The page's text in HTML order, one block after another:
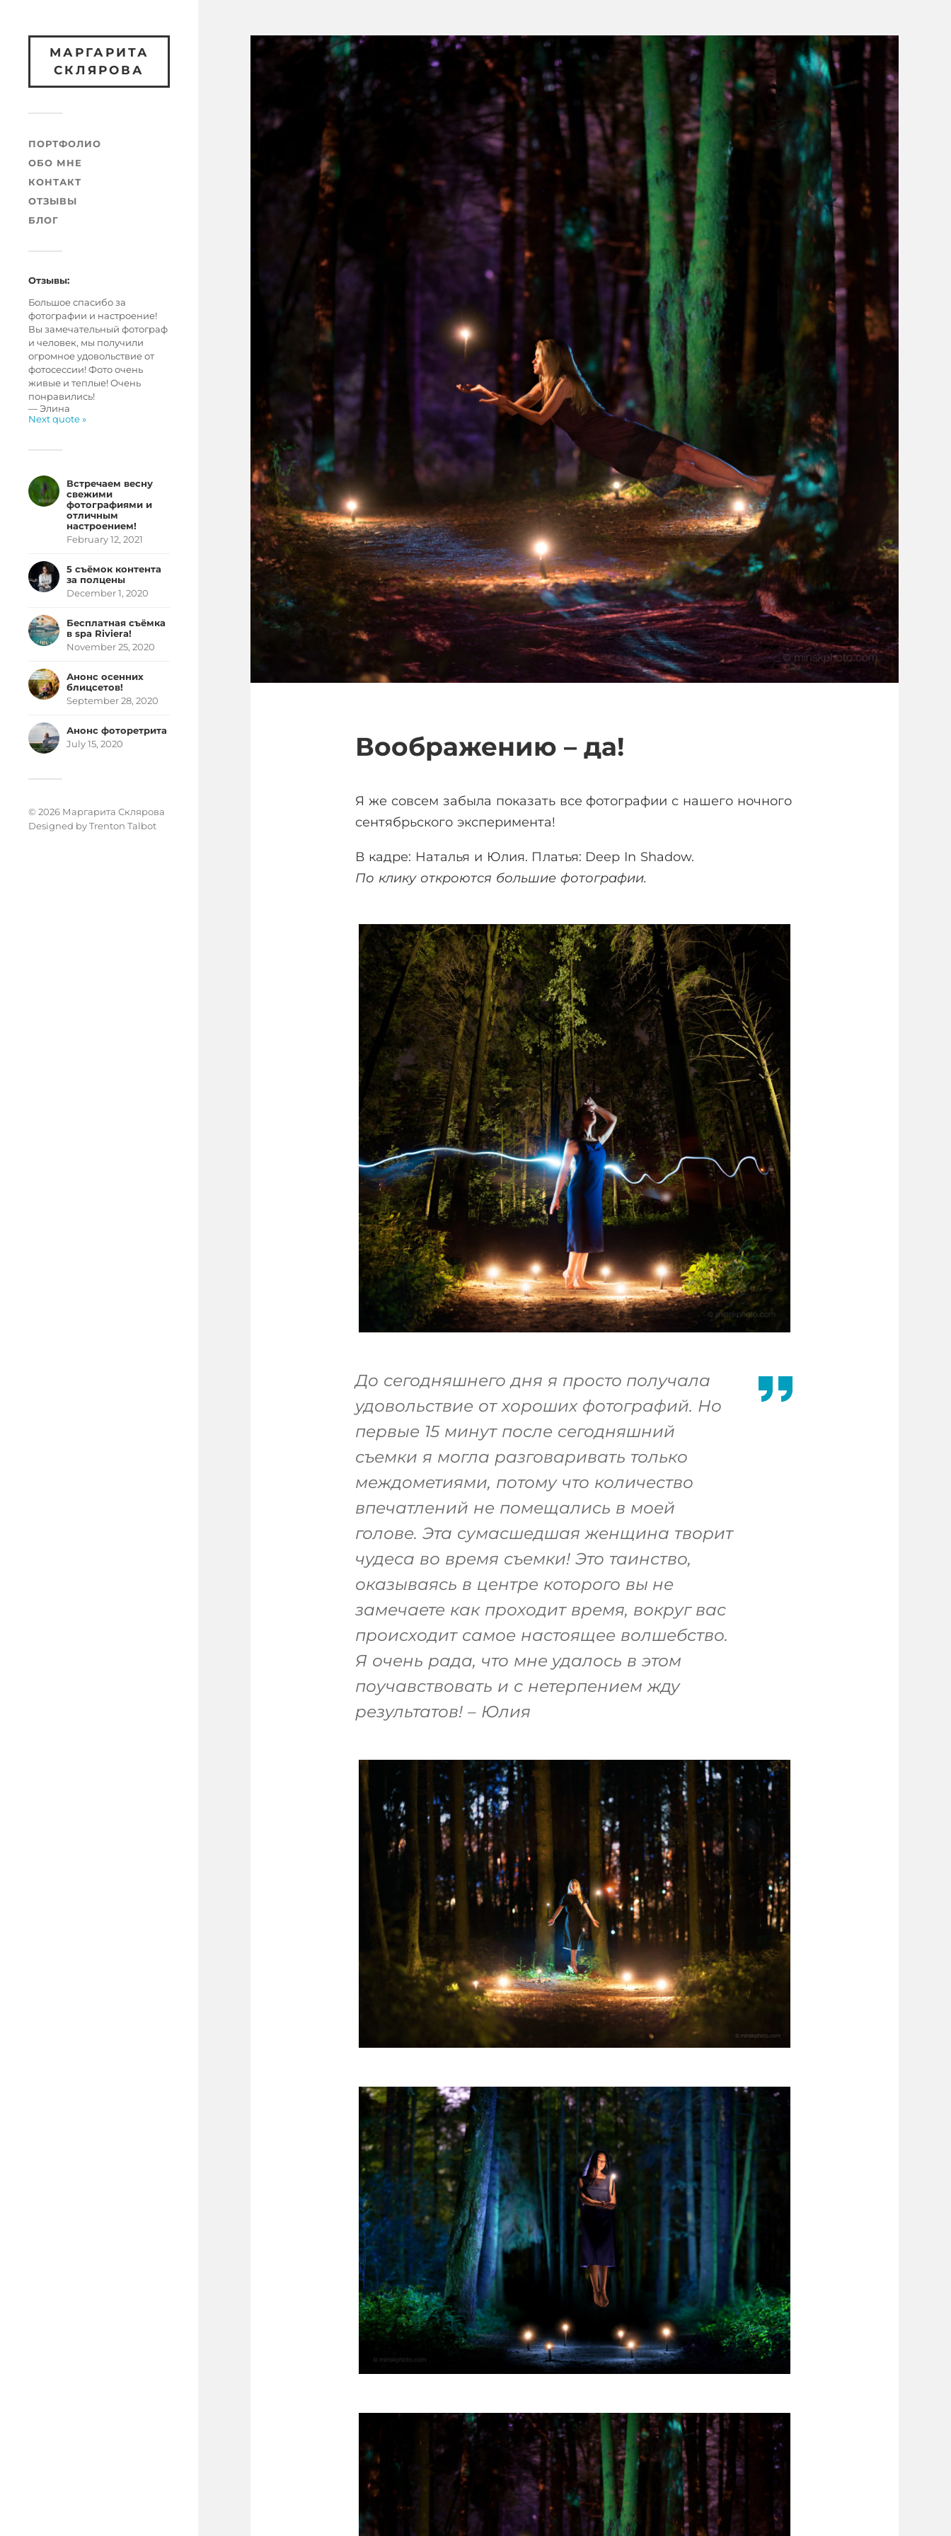
МАРГАРИТА
СКЛЯРОВА
ПОРТФОЛИО
ОБО МНЕ
КОНТАКТ
ОТЗЫВЫ
БЛОГ
Отзывы:
Большое спасибо за
фотографии и настроение!
Вы замечательный фотограф
и человек, мы получили
огромное удовольствие от
фотосессии! Фото очень
живые и теплые! Очень
понравились!
— Элина
Next quote »
Встречаем весну
свежими
фотографиями и
отличным
настроением!
February 12, 2021
5 съёмок контента
за полцены
December 1, 2020
Бесплатная съёмка
в spa Riviera!
November 25, 2020
Анонс осенних
блицсетов!
September 28, 2020
Анонс фоторетрита
July 15, 2020
© 2026 Маргарита Склярова
Designed byTrenton Talbot
Воображению – да!
Я же совсем забыла показать все фотографии с нашего ночного
сентябрьского эксперимента!
В кадре: Наталья и Юлия. Платья: Deep In Shadow.
По клику откроются большие фотографии.
До сегодняшнего дня я просто получала
удовольствие от хороших фотографий. Но
первые 15 минут после сегодняшний
съемки я могла разговаривать только
междометиями, потому что количество
впечатлений не помещались в моей
голове. Эта сумасшедшая женщина творит
чудеса во время съемки! Это таинство,
оказываясь в центре которого вы не
замечаете как проходит время, вокруг вас
происходит самое настоящее волшебство.
Я очень рада, что мне удалось в этом
поучавствовать и с нетерпением жду
результатов! – Юлия